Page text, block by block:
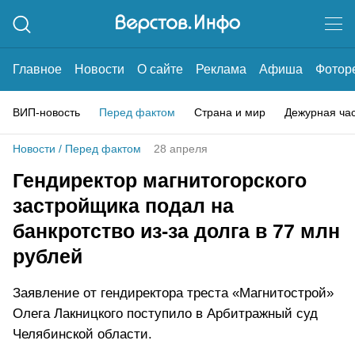
Главное Новости О сайте Реклама Афиша
ВИП-новость Перед фактом Страна и мир Дежурная
Новости / Перед фактом 28 апреля
Гендиректор магнитогорского
застройщика подал на
банкротство из-за долга в 77 млн
рублей
Заявление от гендиректора треста «Магнитострой»
Олега Лакницкого поступило в Арбитражный суд
Челябинской области.